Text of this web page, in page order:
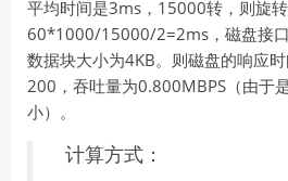
平均时间是3ms，15000转，则旋
60*1000/15000/2=2ms，磁盘接
数据块大小为4KB。则磁盘的响应
200，吞吐量为0.800MBPS（由于
小）。
计算方式：